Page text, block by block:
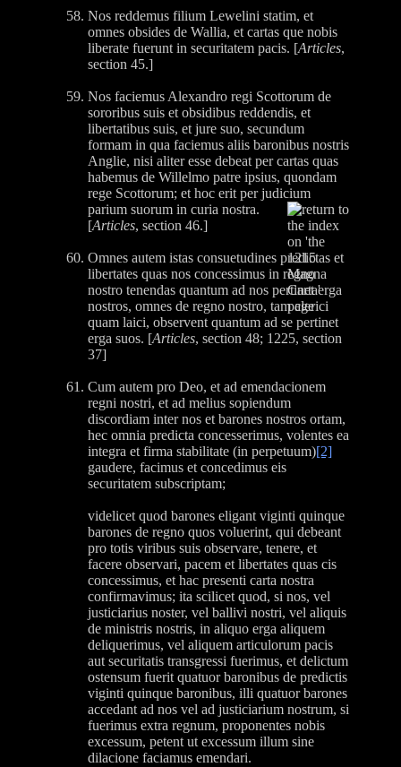
Nos reddemus filium Lewelini statim, et
omnes obsides de Wallia, et cartas que nobis
liberate fuerunt in securitatem pacis. [Articles,
section 45.]
Nos faciemus Alexandro regi Scottorum de
sororibus suis et obsidibus reddendis, et
libertatibus suis, et jure suo, secundum
formam in qua faciemus aliis baronibus nostris
Anglie, nisi aliter esse debeat per cartas quas
habemus de Willelmo patre ipsius, quondam
rege Scottorum; et hoc erit per judicium
parium suorum in curia nostra.
[Articles, section 46.]
Omnes autem istas consuetudines predictas et
libertates quas nos concessimus in regno
nostro tenendas quantum ad nos pertinet erga
nostros, omnes de regno nostro, tam clerici
quam laici, observent quantum ad se pertinet
erga suos. [Articles, section 48; 1225, section
37]
Cum autem pro Deo, et ad emendacionem
regni nostri, et ad melius sopiendum
discordiam inter nos et barones nostros ortam,
hec omnia predicta concesserimus, volentes ea
integra et firma stabilitate (in perpetuum)[2]
gaudere, facimus et concedimus eis
securitatem subscriptam;
videlicet quod barones eligant viginti quinque
barones de regno quos voluerint, qui debeant
pro totis viribus suis observare, tenere, et
facere observari, pacem et libertates quas cis
concessimus, et hac presenti carta nostra
confirmavimus; ita scilicet quod, si nos, vel
justiciarius noster, vel ballivi nostri, vel aliquis
de ministris nostris, in aliquo erga aliquem
deliquerimus, vel aliquem articulorum pacis
aut securitatis transgressi fuerimus, et delictum
ostensum fuerit quatuor baronibus de predictis
viginti quinque baronibus, illi quatuor barones
accedant ad nos vel ad justiciarium nostrum, si
fuerimus extra regnum, proponentes nobis
excessum, petent ut excessum illum sine
dilacione faciamus emendari.